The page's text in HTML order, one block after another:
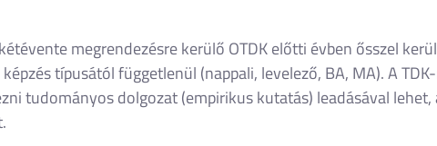
megrendezésre kerülő OTDK előtti évben ősszel
típusától függetlenül (nappali, levelező, BA, MA). A
tudományos dolgozat (empirikus kutatás) leadásával